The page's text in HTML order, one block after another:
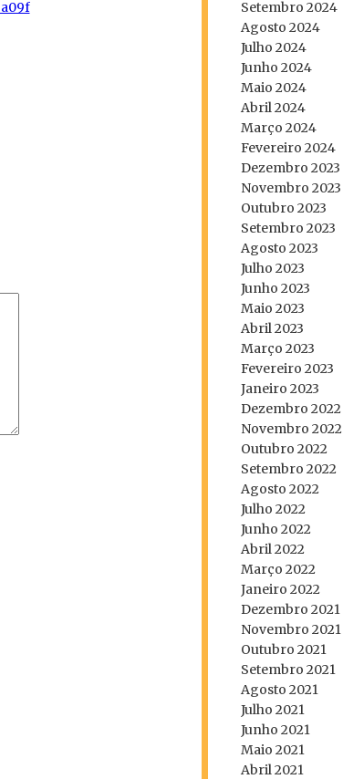
Setembro 2024
Agosto 2024
Julho 2024
Junho 2024
Maio 2024
Abril 2024
Março 2024
Fevereiro 2024
Dezembro 2023
Novembro 2023
Outubro 2023
Setembro 2023
Agosto 2023
Julho 2023
Junho 2023
Maio 2023
Abril 2023
Março 2023
Fevereiro 2023
Janeiro 2023
Dezembro 2022
Novembro 2022
Outubro 2022
Setembro 2022
Agosto 2022
Julho 2022
Junho 2022
Abril 2022
Março 2022
Janeiro 2022
Dezembro 2021
Novembro 2021
Outubro 2021
Setembro 2021
Agosto 2021
Julho 2021
Junho 2021
Maio 2021
Abril 2021